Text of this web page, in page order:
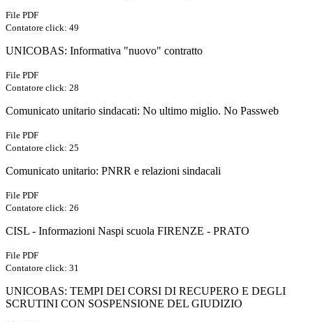
File PDF
Contatore click: 49
UNICOBAS: Informativa "nuovo" contratto
File PDF
Contatore click: 28
Comunicato unitario sindacati: No ultimo miglio. No Passweb
File PDF
Contatore click: 25
Comunicato unitario: PNRR e relazioni sindacali
File PDF
Contatore click: 26
CISL - Informazioni Naspi scuola FIRENZE - PRATO
File PDF
Contatore click: 31
UNICOBAS: TEMPI DEI CORSI DI RECUPERO E DEGLI
SCRUTINI CON SOSPENSIONE DEL GIUDIZIO